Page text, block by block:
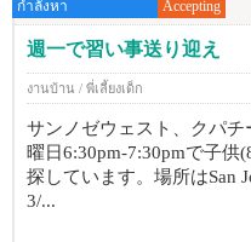
กำลังหา Accepting
週一で習い事送り迎え
งานบ้าน / พี่เลี้ยงเด็ก
サンノゼウェスト、クパ
曜日6:30pm-7:30pmで子
探しています。場所はSan
3/...